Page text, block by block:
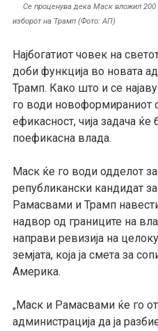
Се проценува дека Маск вложил
изборот на Трамп (Фото: АП)
Најбогатиот човек на
доби функција во новата
Трамп. Како што и се
го води новоформираниот
ефикасност, чија задача
поефикасна влада.
Маск ќе го води одделот
републикански кандидат
Рамасвами и Трамп
надвор од границите на
направи ревизија на
земјата, која ја смета за
Америка.
„Маск и Рамасвами ќе го
администрација да ја